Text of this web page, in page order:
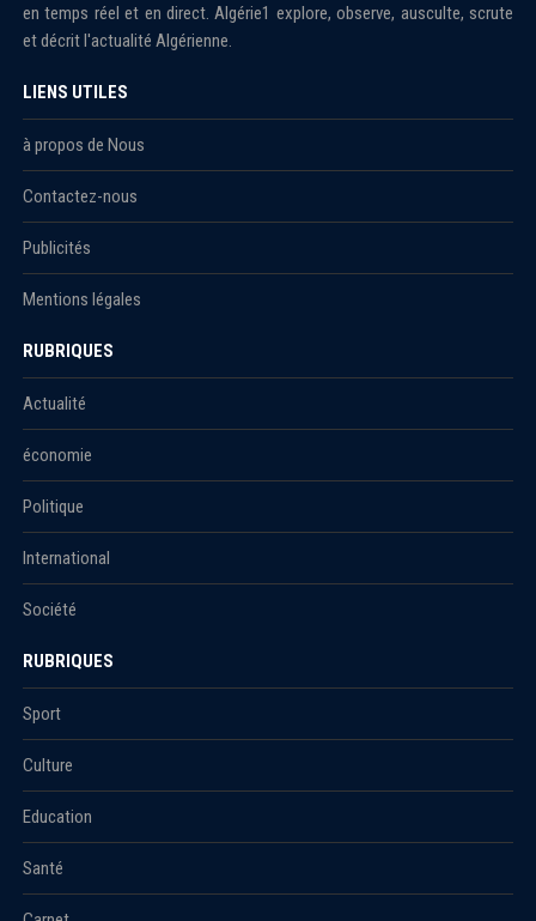
en temps réel et en direct. Algérie1 explore, observe, ausculte, scrute
et décrit l'actualité Algérienne.
LIENS UTILES
à propos de Nous
Contactez-nous
Publicités
Mentions légales
RUBRIQUES
Actualité
économie
Politique
International
Société
RUBRIQUES
Sport
Culture
Education
Santé